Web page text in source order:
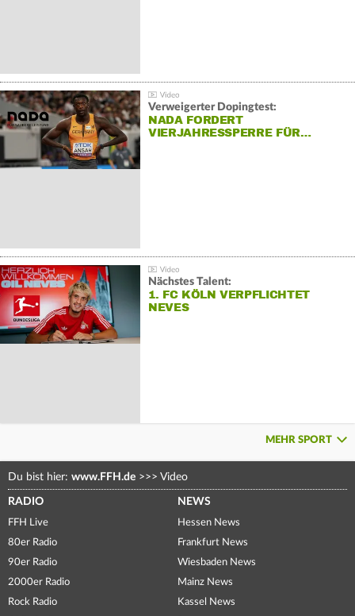
Verweigerter Dopingtest:
NADA FORDERT
VIERJAHRESSPERRE FÜR…
Nächstes Talent:
1. FC KÖLN VERPFLICHTET
NEVES
MEHR SPORT
Du bist hier: www.FFH.de >>> Video
RADIO
FFH Live
80er Radio
90er Radio
2000er Radio
Rock Radio
NEWS
Hessen News
Frankfurt News
Wiesbaden News
Mainz News
Kassel News